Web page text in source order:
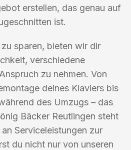
erstellen, das genau auf
ist.
sparen, bieten wir dir
verschiedene
zu nehmen. Von
deines Klaviers bis
des Umzugs – das
Bäcker Reutlingen steht
Serviceleistungen zur
du nicht nur von unseren